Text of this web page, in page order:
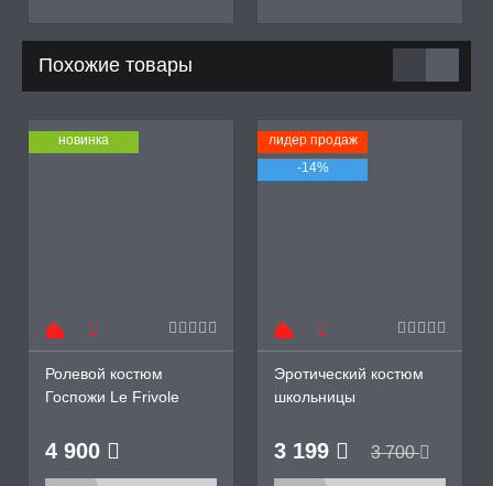
Похожие товары
новинка
Ролевой костюм
Госпожи Le Frivole
4 900
лидер продаж
-14%
Эротический костюм
школьницы
Frivole
3 199 3 700